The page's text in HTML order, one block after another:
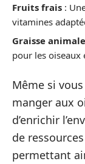
Fruits frais :
vitamines
Graisse animale
pour les oiseaux
Même si
manger aux
d’enrichir
de
permettant